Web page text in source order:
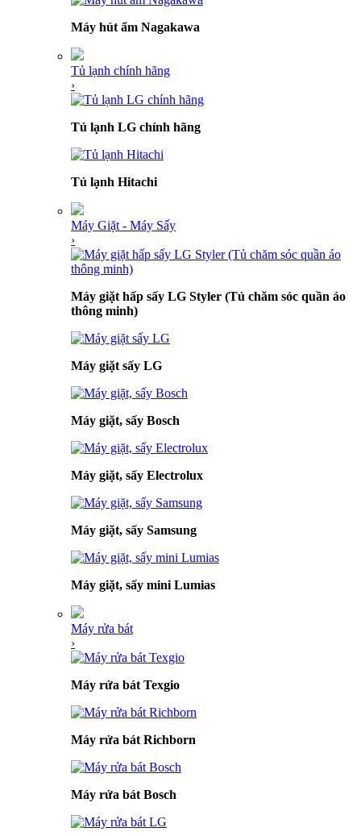
Máy hút ẩm Nagakawa
Tủ lạnh chính hãng
›
Tủ lạnh LG chính hãng
Tủ lạnh Hitachi
Máy Giặt - Máy Sấy
›
Máy giặt hấp sấy LG Styler (Tủ chăm sóc quần áo
thông minh)
Máy giặt sấy LG
Máy giặt, sấy Bosch
Máy giặt, sấy Electrolux
Máy giặt, sấy Samsung
Máy giặt, sấy mini Lumias
Máy rửa bát
›
Máy rửa bát Texgio
Máy rửa bát Richborn
Máy rửa bát Bosch